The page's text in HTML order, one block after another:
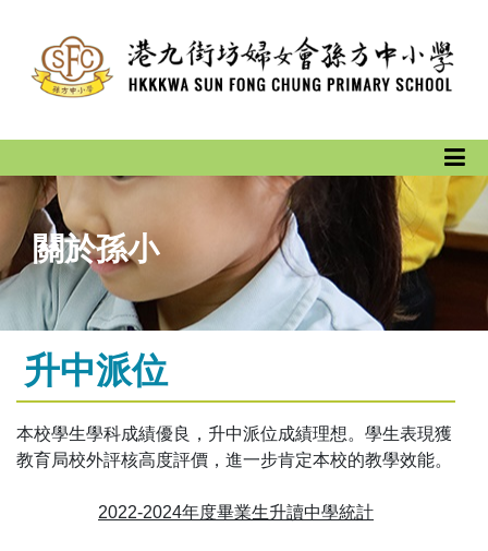
關於孫小
升中派位
本校學生學科成績優良，升中派位成績理想。學生表現獲
教育局校外評核高度評價，進一步肯定本校的教學效能。
2022-2024年度畢業生升讀中學統計